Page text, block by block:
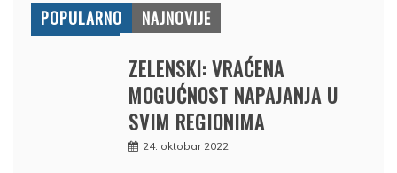
POPULARNO NAJNOVIJE
ZELENSKI: VRAĆENA
MOGUĆNOST NAPAJANJA U
SVIM REGIONIMA
24. oktobar 2022.